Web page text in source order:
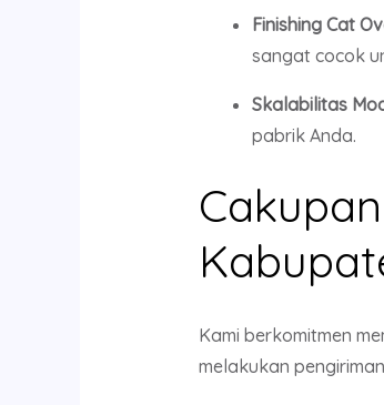
Finishing Cat
sangat cocok
Skalabilitas
pabrik Anda.
Kami berkomitmen
melakukan